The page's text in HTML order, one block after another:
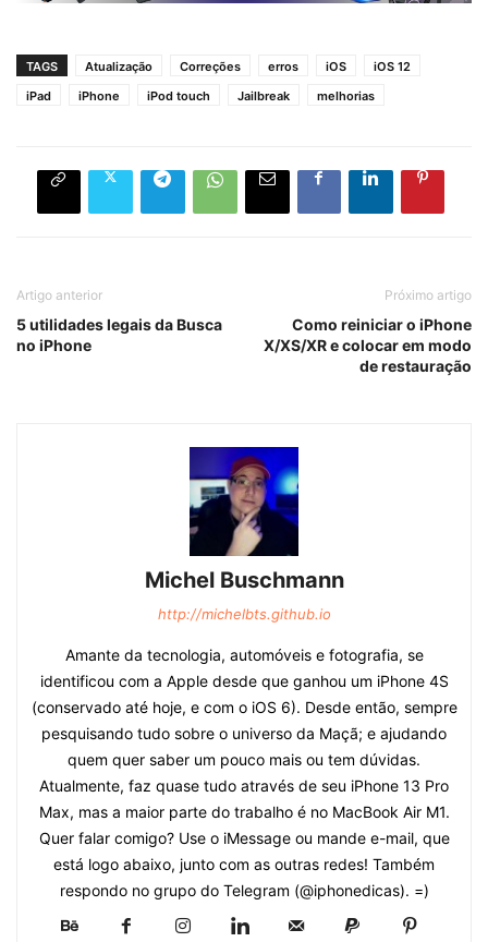
TAGS Atualização Correções erros iOS
iOS 12
iPad
iPhone iPod touch Jailbreak melhorias
Artigo anterior
5 utilidades legais da Busca
no iPhone
Próximo artigo
Como reiniciar o iPhone
X/XS/XR e colocar em modo
de restauração
Michel Buschmann
http://michelbts.github.io
Amante da tecnologia, automóveis e fotografia, se
identificou com a Apple desde que ganhou um iPhone 4S
(conservado até hoje, e com o iOS 6). Desde então, sempre
pesquisando tudo sobre o universo da Maçã; e ajudando
quem quer saber um pouco mais ou tem dúvidas.
Atualmente, faz quase tudo através de seu iPhone 13 Pro
Max, mas a maior parte do trabalho é no MacBook Air M1.
Quer falar comigo? Use o iMessage ou mande e-mail, que
está logo abaixo, junto com as outras redes! Também
respondo no grupo do Telegram (@iphonedicas). =)